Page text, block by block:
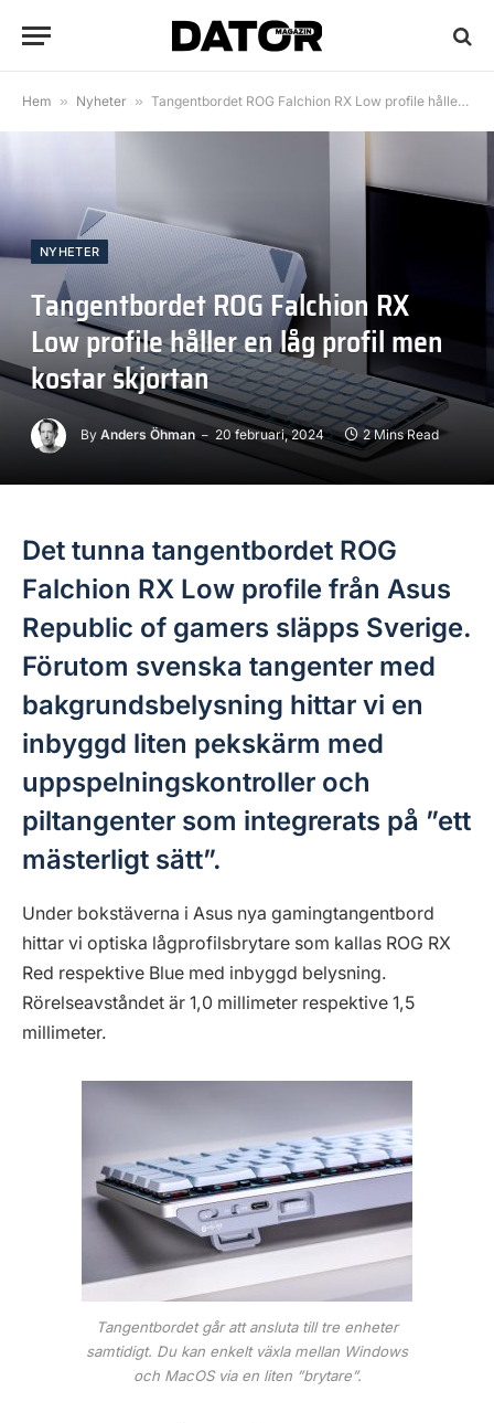
Hem » Nyheter » Tangentbordet ROG Falchion RX Low profile håller en låg profil men kostar skjortan
NYHETER
Tangentbordet ROG Falchion RX
Low profile håller en låg profil men
kostar skjortan
By Anders Öhman 20 februari, 2024 2 Mins Read
Det tunna tangentbordet ROG
Falchion RX Low profile från Asus
Republic of gamers släpps Sverige.
Förutom svenska tangenter med
bakgrundsbelysning hittar vi en
inbyggd liten pekskärm med
uppspelningskontroller och
piltangenter som integrerats på ”ett
mästerligt sätt”.
Under bokstäverna i Asus nya gamingtangentbord
hittar vi optiska lågprofilsbrytare som kallas ROG RX
Red respektive Blue med inbyggd belysning.
Rörelseavståndet är 1,0 millimeter respektive 1,5
millimeter.
Tangentbordet går att ansluta till tre enheter
samtidigt. Du kan enkelt växla mellan Windows
och MacOS via en liten ”brytare”.